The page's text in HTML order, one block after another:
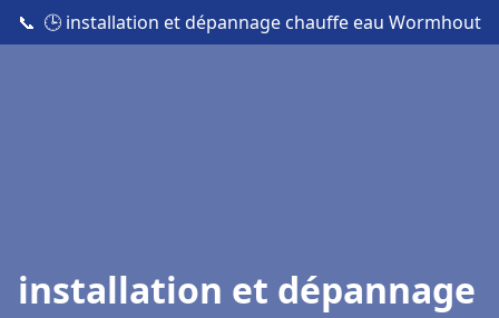
📞 🕒 installation et dépannage chauffe eau Wormhout
installation et dépannage